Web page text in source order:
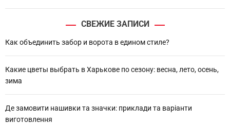
h
СВЕЖИЕ ЗАПИСИ
Как объединить забор и ворота в едином стиле?
Какие цветы выбрать в Харькове по сезону: весна, лето, осень,
зима
Де замовити нашивки та значки: приклади та варіанти
виготовлення